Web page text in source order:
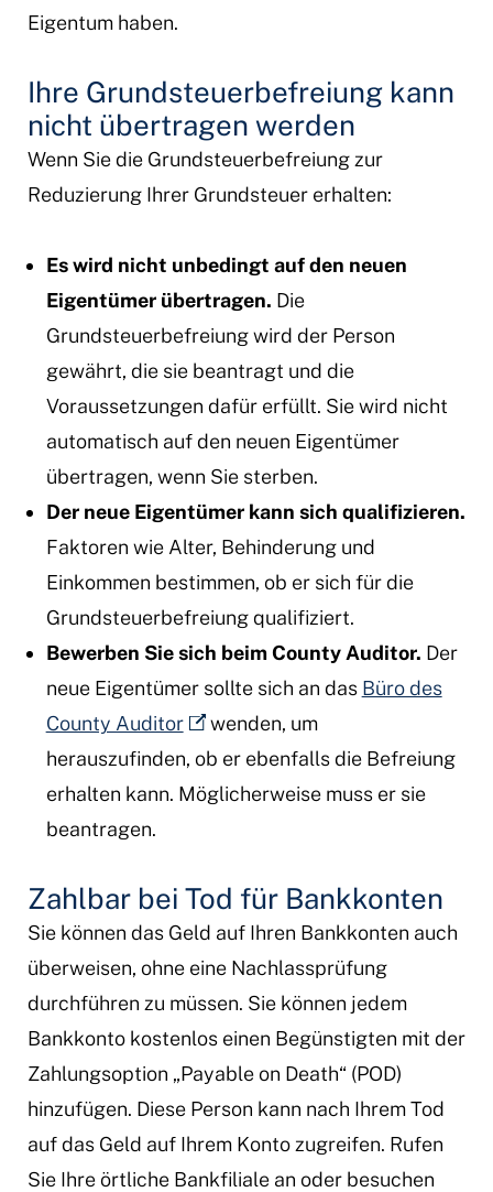
Eigentum haben.
Ihre Grundsteuerbefreiung kann
nicht übertragen werden
Wenn Sie die Grundsteuerbefreiung zur
Reduzierung Ihrer Grundsteuer erhalten:
Es wird nicht unbedingt auf den neuen
Eigentümer übertragen. Die
Grundsteuerbefreiung wird der Person
gewährt, die sie beantragt und die
Voraussetzungen dafür erfüllt. Sie wird nicht
automatisch auf den neuen Eigentümer
übertragen, wenn Sie sterben.
Der neue Eigentümer kann sich qualifizieren.
Faktoren wie Alter, Behinderung und
Einkommen bestimmen, ob er sich für die
Grundsteuerbefreiung qualifiziert.
Bewerben Sie sich beim County Auditor. Der
neue Eigentümer sollte sich an das Büro des
County Auditor
wenden, um
herauszufinden, ob er ebenfalls die Befreiung
erhalten kann. Möglicherweise muss er sie
beantragen.
Zahlbar bei Tod für Bankkonten
Sie können das Geld auf Ihren Bankkonten auch
überweisen, ohne eine Nachlassprüfung
durchführen zu müssen. Sie können jedem
Bankkonto kostenlos einen Begünstigten mit der
Zahlungsoption „Payable on Death“ (POD)
hinzufügen. Diese Person kann nach Ihrem Tod
auf das Geld auf Ihrem Konto zugreifen. Rufen
Sie Ihre örtliche Bankfiliale an oder besuchen